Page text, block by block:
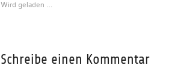
Wird geladen …
Schreibe einen Kommentar